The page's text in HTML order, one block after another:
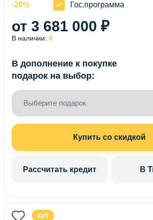
-20%
Гос.программа
от 3 681 000 ₽
В наличии: 8
В дополнение к покупке
подарок на выбор:
Выберите подарок
Купить со скидкой
Рассчитать кредит В
ХИТ